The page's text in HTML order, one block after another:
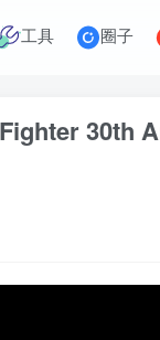
工具 圈子
30th